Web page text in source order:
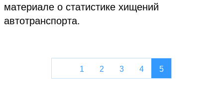
материале о статистике хищений
автотранспорта.
1 2 3 4 5